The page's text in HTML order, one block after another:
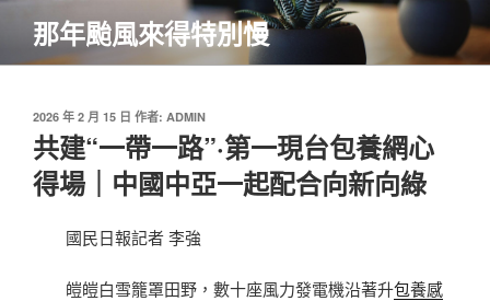
主
那年颱風來得特別慢
發
佈
於
2026 年 2 月 15 日 作者: ADMIN
共建“一帶一路”·第一現台包養網心
得場｜中國中亞一起配合向新向綠
國民日報記者 李強
皚皚白雪籠罩田野，數十座風力發電機沿著升包養感